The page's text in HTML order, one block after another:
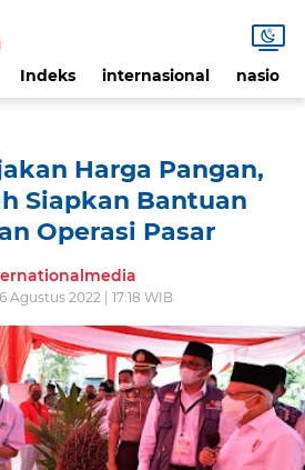
Indeks internasional nasional
Harga Pangan,
Siapkan Bantuan
Operasi Pasar
Agustus 2022 | 17:18 WIB